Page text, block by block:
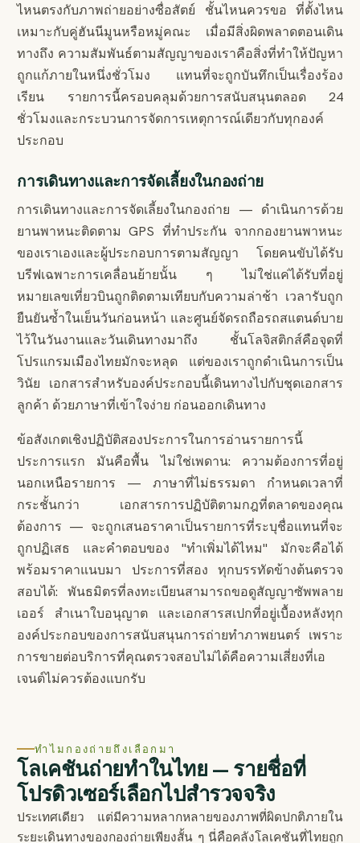
ไหนตรงกับภาพถ่ายอย่างซื่อสัตย์ ชั้นไหนควรขอ ที่ตั้งไหน
เหมาะกับคู่ฮันนีมูนหรือหมู่คณะ เมื่อมีสิ่งผิดพลาดตอนเดิน
ทางถึง ความสัมพันธ์ตามสัญญาของเราคือสิ่งที่ทำให้ปัญหา
ถูกแก้ภายในหนึ่งชั่วโมง แทนที่จะถูกบันทึกเป็นเรื่องร้อง
เรียน รายการนี้ครอบคลุมด้วยการสนับสนุนตลอด 24
ชั่วโมงและกระบวนการจัดการเหตุการณ์เดียวกับทุกองค์
ประกอบ
การเดินทางและการจัดเลี้ยงในกองถ่าย
การเดินทางและการจัดเลี้ยงในกองถ่าย — ดำเนินการด้วย
ยานพาหนะติดตาม GPS ที่ทำประกัน จากกองยานพาหนะ
ของเราเองและผู้ประกอบการตามสัญญา โดยคนขับได้รับ
บรีฟเฉพาะการเคลื่อนย้ายนั้น ๆ ไม่ใช่แค่ได้รับที่อยู่
หมายเลขเที่ยวบินถูกติดตามเทียบกับความล่าช้า เวลารับถูก
ยืนยันซ้ำในเย็นวันก่อนหน้า และศูนย์จัดรถถือรถสแตนด์บาย
ไว้ในวันงานและวันเดินทางมาถึง ชั้นโลจิสติกส์คือจุดที่
โปรแกรมเมืองไทยมักจะหลุด แต่ของเราถูกดำเนินการเป็น
วินัย เอกสารสำหรับองค์ประกอบนี้เดินทางไปกับชุดเอกสาร
ลูกค้า ด้วยภาษาที่เข้าใจง่าย ก่อนออกเดินทาง
ข้อสังเกตเชิงปฏิบัติสองประการในการอ่านรายการนี้
ประการแรก มันคือพื้น ไม่ใช่เพดาน: ความต้องการที่อยู่
นอกเหนือรายการ — ภาษาที่ไม่ธรรมดา กำหนดเวลาที่
กระชั้นกว่า เอกสารการปฏิบัติตามกฎที่ตลาดของคุณ
ต้องการ — จะถูกเสนอราคาเป็นรายการที่ระบุชื่อแทนที่จะ
ถูกปฏิเสธ และคำตอบของ "ทำเพิ่มได้ไหม" มักจะคือได้
พร้อมราคาแนบมา ประการที่สอง ทุกบรรทัดข้างต้นตรวจ
สอบได้: พันธมิตรที่ลงทะเบียนสามารถขอดูสัญญาซัพพลาย
เออร์ สำเนาใบอนุญาต และเอกสารสเปกที่อยู่เบื้องหลังทุก
องค์ประกอบของการสนับสนุนการถ่ายทำภาพยนตร์ เพราะ
การขายต่อบริการที่คุณตรวจสอบไม่ได้คือความเสี่ยงที่เอ
เจนต์ไม่ควรต้องแบกรับ
ทำไมกองถ่ายถึงเลือกมา
โลเคชันถ่ายทำในไทย — รายชื่อที่
โปรดิวเซอร์เลือกไปสำรวจจริง
ประเทศเดียว แต่มีความหลากหลายของภาพที่ผิดปกติภายใน
ระยะเดินทางของกองถ่ายเพียงสั้น ๆ นี่คือคลังโลเคชันที่ไทยถูก